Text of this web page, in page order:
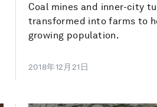
Coal mines and inner-city
transformed into farms to
growing population.
2018年12月21日